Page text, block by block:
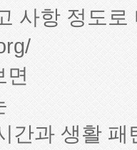
사항 정도
면
간과 생활